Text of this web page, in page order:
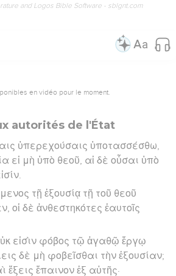
and Logos Bible Software - sblgnt.com
en vidéo pour le moment.
autorités de l'État
ὑπερεχούσαις ὑποτασσέσθω,
εἰ μὴ ὑπὸ θεοῦ, αἱ δὲ οὖσαι ὑπὸ
τῇ ἐξουσίᾳ τῇ τοῦ θεοῦ
οἱ δὲ ἀνθεστηκότες ἑαυτοῖς
εἰσὶν φόβος τῷ ἀγαθῷ ἔργῳ
δὲ μὴ φοβεῖσθαι τὴν ἐξουσίαν;
ἕξεις ἔπαινον ἐξ αὐτῆς·